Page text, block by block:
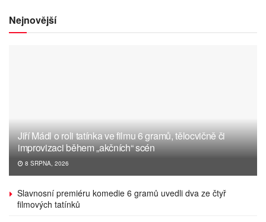
Nejnovější
Jiří Mádl o roli tatínka ve filmu 6 gramů, tělocvičně či
improvizaci během „akčních“ scén
8 SRPNA, 2026
Slavnosní premiéru komedie 6 gramů uvedli dva ze čtyř
filmových tatínků